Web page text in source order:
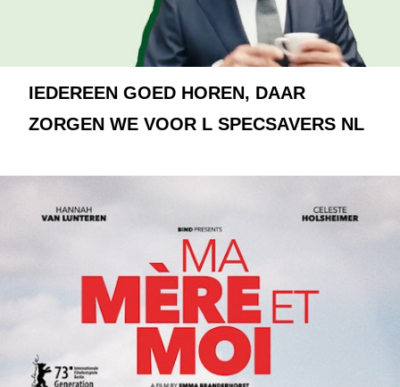
IEDEREEN GOED HOREN, DAAR
ZORGEN WE VOOR L SPECSAVERS NL